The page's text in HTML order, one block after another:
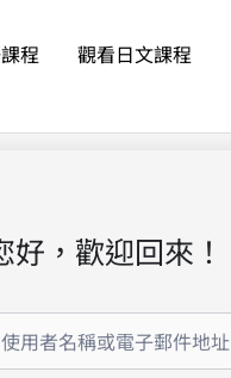
程 觀看日文課程
好，歡迎回來！